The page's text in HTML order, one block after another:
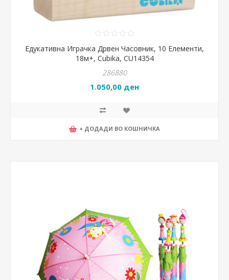
Едукативна Играчка Дрвен Часовник, 10 Елементи,
18м+, Cubika, CU14354
286880
1.050,00 ден
+ ДОДАДИ ВО КОШНИЧКА